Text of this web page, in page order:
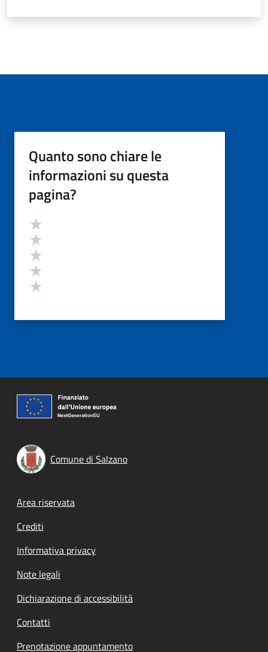
Quanto sono chiare le
informazioni su questa
pagina?
Valutazione
Comune di Salzano
Footer menu
Area riservata
Crediti
Informativa privacy
Note legali
Dichiarazione di accessibilità
Contatti
Prenotazione appuntamento